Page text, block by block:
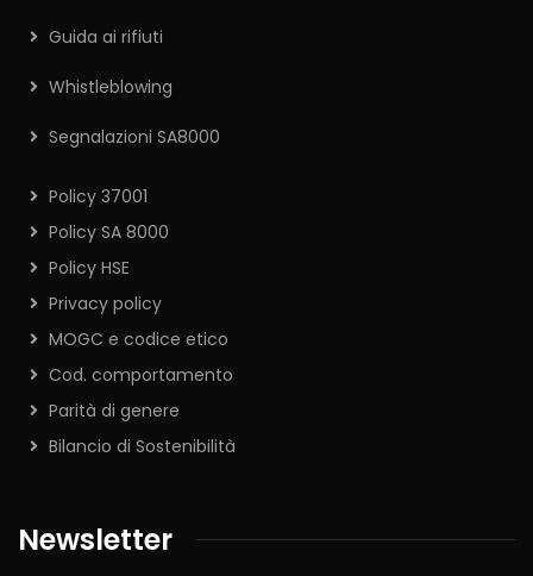
Guida ai rifiuti
Whistleblowing
Segnalazioni SA8000
Policy 37001
Policy SA 8000
Policy HSE
Privacy policy
MOGC e codice etico
Cod. comportamento
Parità di genere
Bilancio di Sostenibilità
Newsletter